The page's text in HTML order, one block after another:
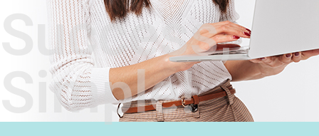
Success,
Simple!